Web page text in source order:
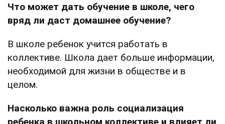
Что может дать обучение в школе, чего
вряд ли даст домашнее обучение?
В школе ребенок учится работать в
коллективе. Школа дает больше информации,
необходимой для жизни в обществе и в
целом.
Насколько важна роль социализация
ребенка в школьном коллективе и влияет ли